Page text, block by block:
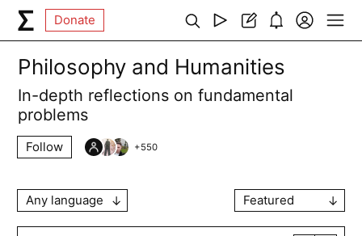
Donate
Philosophy and Humanities
In-depth reflections on fundamental
problems
Follow +550
Any language Featured